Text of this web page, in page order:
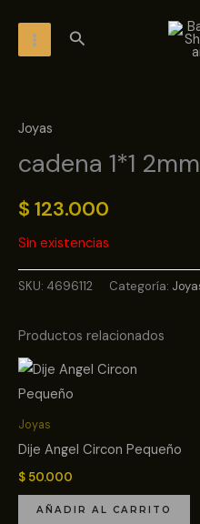
contenidoMENU
Buscar
Joyas
cadena 1*1
$ 123.000
Sin existencias
SKU: 4696112 Categoría:
Productos relacionados
Joyas
Dije Angel Circon Pequeño
$ 50.000
AÑADIR AL CARRITO